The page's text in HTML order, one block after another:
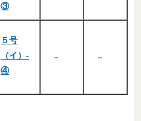
③
５号
（イ）-
④
－ －